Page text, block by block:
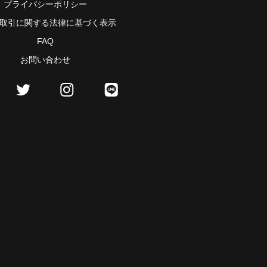
プライバシーポリシー
引に関する法律に基づく表示
FAQ
お問い合わせ